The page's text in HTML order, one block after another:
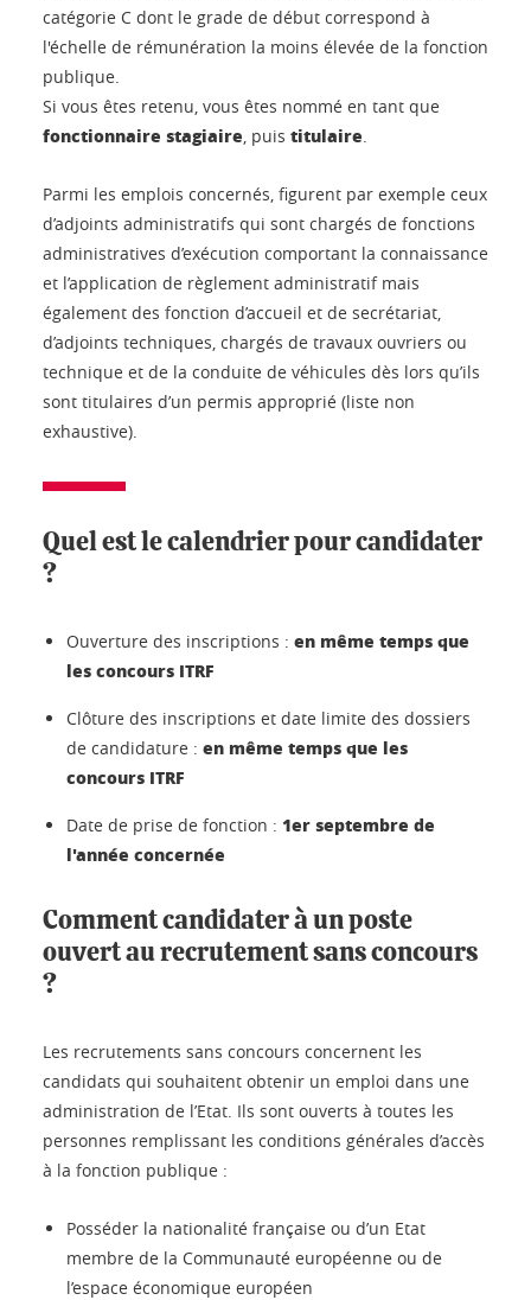
catégorie C dont le grade de début correspond à
l'échelle de rémunération la moins élevée de la fonction
publique.
Si vous êtes retenu, vous êtes nommé en tant que
fonctionnaire stagiaire, puis titulaire.
Parmi les emplois concernés, figurent par exemple ceux
d’adjoints administratifs qui sont chargés de fonctions
administratives d’exécution comportant la connaissance
et l’application de règlement administratif mais
également des fonction d’accueil et de secrétariat,
d’adjoints techniques, chargés de travaux ouvriers ou
technique et de la conduite de véhicules dès lors qu’ils
sont titulaires d’un permis approprié (liste non
exhaustive).
Quel est le calendrier pour candidater
?
Ouverture des inscriptions : en même temps que
les concours ITRF
Clôture des inscriptions et date limite des dossiers
de candidature : en même temps que les
concours ITRF
Date de prise de fonction : 1er septembre de
l'année concernée
Comment candidater à un poste
ouvert au recrutement sans concours
?
Les recrutements sans concours concernent les
candidats qui souhaitent obtenir un emploi dans une
administration de l’Etat. Ils sont ouverts à toutes les
personnes remplissant les conditions générales d’accès
à la fonction publique :
Posséder la nationalité française ou d’un Etat
membre de la Communauté européenne ou de
l’espace économique européen